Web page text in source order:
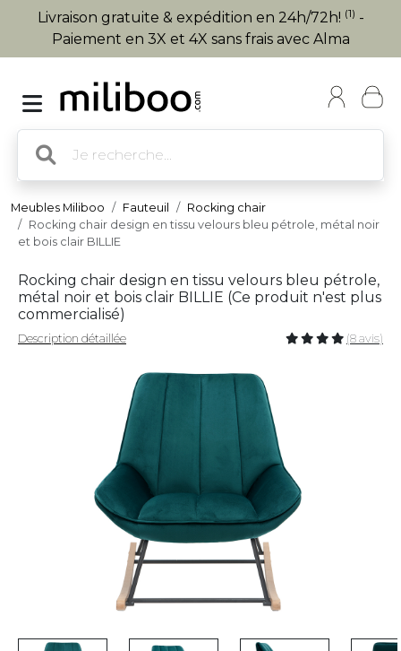
Livraison gratuite & expédition en 24h/72h! (1) -
Paiement en 3X et 4X sans frais avec Alma
Meubles Miliboo Fauteuil
Rocking chair
Rocking chair design en tissu velours bleu pétrole, métal noir
et bois clair BILLIE
Rocking chair design en tissu velours bleu pétrole,
métal noir et bois clair BILLIE (Ce produit n'est plus
commercialisé)
Description détaillée (8 avis)